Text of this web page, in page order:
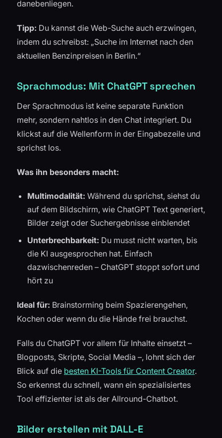
danebenliegen.
Tipp: Du kannst die Web-Suche auch erzwingen,
indem du schreibst: „Suche im Internet nach den
aktuellen Benzinpreisen in Berlin.“
Sprachmodus: Mit ChatGPT sprechen
Der Sprachmodus ist keine separate Funktion
mehr, sondern nahtlos in den Chat integriert. Du
klickst auf die Wellenform in der Eingabezeile und
sprichst los.
Was ihn besonders macht:
Multimodalität: Während du sprichst, siehst du
auf dem Bildschirm, wie ChatGPT Text generiert,
Bilder zeigt oder Suchergebnisse einblendet
Unterbrechbarkeit: Du musst nicht warten, bis
die KI ausgesprochen hat. Einfach
dazwischenreden – ChatGPT stoppt sofort und
hört zu
Ideal für: Brainstorming beim Spazierengehen,
Kochen oder wenn du die Hände frei brauchst.
Falls du ChatGPT vor allem für Inhalte einsetzt –
Blogposts, Skripte, Social Media –, lohnt sich der
Blick auf die besten KI-Tools für Content Creator.
So erkennst du schnell, wann ein spezialisiertes
Tool effizienter ist als der Allround-Chatbot.
Bilder erstellen mit DALL-E